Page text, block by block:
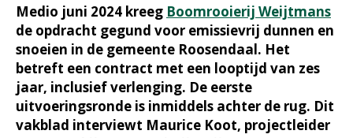
Medio juni 2024 kreeg Boomrooierij Weijtmans
de opdracht gegund voor emissievrij dunnen en
snoeien in de gemeente Roosendaal. Het
betreft een contract met een looptijd van zes
jaar, inclusief verlenging. De eerste
uitvoeringsronde is inmiddels achter de rug. Dit
vakblad interviewt Maurice Koot, projectleider